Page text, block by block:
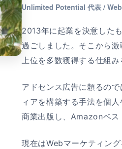
Unlimited Potential 代表 / Web
2013年に起業を決意した
過ごしました。そこから
上位を多数獲得する仕組み
アドセンス広告に頼るの
ィアを構築する手法を個
商業出版し、Amazonベス
現在はWebマーケティン